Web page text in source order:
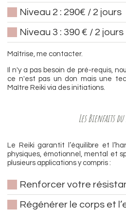
Niveau 2 : 290€ / 2 jours
Niveau 3 : 390 € / 2 jours
Maîtrise, me contacter.
Il n'y a pas besoin de pré-requis,
ce n'est pas un don mais une
Maître Reiki via des initiations.
Les Bienfaits
Le Reiki garantit l’équilibre et
physiques, émotionnel, mental et
plusieurs applications y compris :
Renforcer votre
Régénérer le corps et